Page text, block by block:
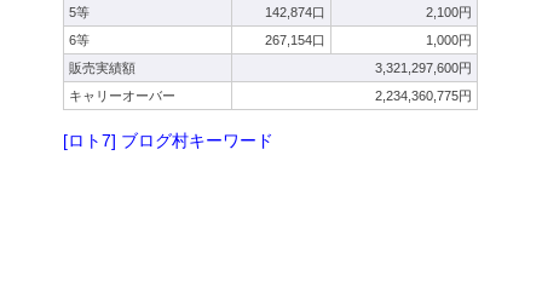
5等
142,874口
2,100円
6等
267,154口
1,000円
販売実績額
3,321,297,600円
キャリーオーバー
2,234,360,775円
[ロト7] ブログ村キーワード